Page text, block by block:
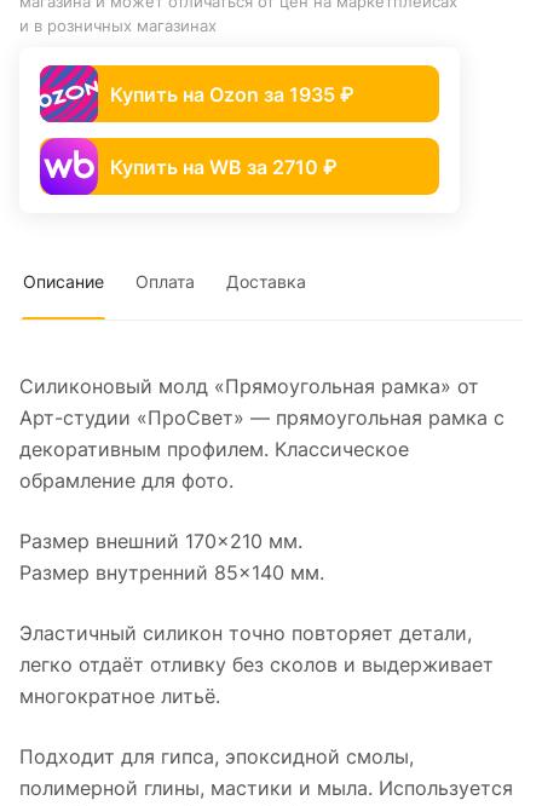
и в розничных магазинах
Купить на Ozon за 1935 ₽
Купить на WB за 2710 ₽
Описание Оплата Доставка
Силиконовый молд «Прямоугольная рамка» от
Арт-студии «ПроСвет» — прямоугольная рамка с
декоративным профилем. Классическое
обрамление для фото.
Размер внешний 170×210 мм.
Размер внутренний 85×140 мм.
Эластичный силикон точно повторяет детали,
легко отдаёт отливку без сколов и выдерживает
многократное литьё.
Подходит для гипса, эпоксидной смолы,
полимерной глины, мастики и мыла. Используется